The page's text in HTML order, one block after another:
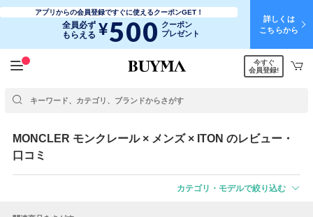
アプリからの会員登録ですぐに使えるクーポンGET！
全員必ず
もらえる ¥500 クーポン
プレゼント
詳しくは
こちらから
今すぐ
会員登録!
MONCLER モンクレール× メンズ × ITON のレビュー・
口コミ
カテゴリ・モデルで絞り込む